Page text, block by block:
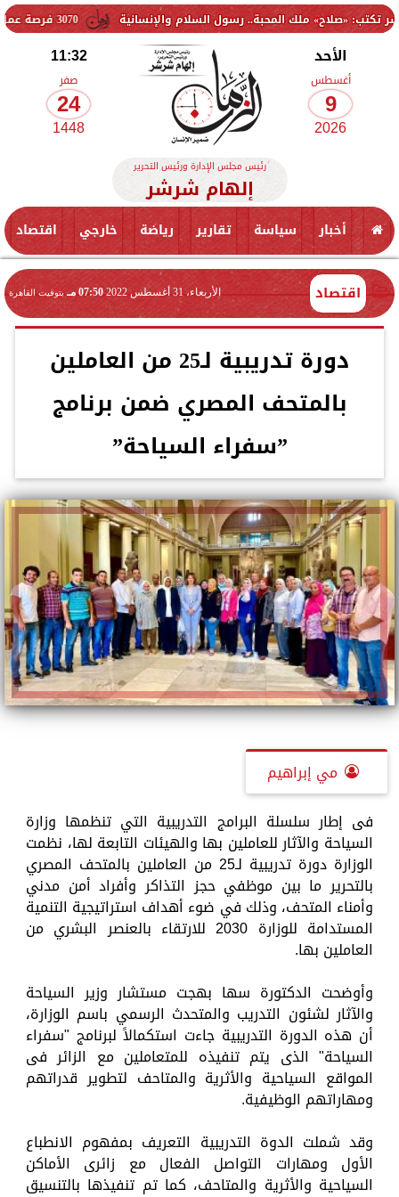
3070 فرصة عمل جديدة بالقطاع الخاص.. وظائف برواتب تصل إلى 9500 جنيه ملك المحبة.. رسول السلام والإنسانية
الأحد
أغسطس
9
2026
11:32
صفر
24
1448
رئيس مجلس الإدارة ورئيس التحرير
إلهام شرشر
أخبار سياسة تقارير رياضة خارجي اقتصاد
اقتصاد الأربعاء، 31 أغسطس 2022 07:50 مـ بتوقيت القاهرة
دورة تدريبية لـ25 من العاملين
بالمتحف المصري ضمن برنامج
”سفراء السياحة”
مي إبراهيم
فى إطار سلسلة البرامج التدريبية التي تنظمها وزارة
السياحة والآثار للعاملين بها والهيئات التابعة لها، نظمت
الوزارة دورة تدريبية لـ25 من العاملين بالمتحف المصري
بالتحرير ما بين موظفي حجز التذاكر وأفراد أمن مدني
وأمناء المتحف، وذلك في ضوء أهداف استراتيجية التنمية
المستدامة للوزارة 2030 للارتقاء بالعنصر البشري من
العاملين بها.
وأوضحت الدكتورة سها بهجت مستشار وزير السياحة
والآثار لشئون التدريب والمتحدث الرسمي باسم الوزارة،
أن هذه الدورة التدريبية جاءت استكمالاً لبرنامج "سفراء
السياحة" الذى يتم تنفيذه للمتعاملين مع الزائر فى
المواقع السياحية والأثرية والمتاحف لتطوير قدراتهم
ومهاراتهم الوظيفية.
وقد شملت الدوة التدريبية التعريف بمفهوم الانطباع
الأول ومهارات التواصل الفعال مع زائرى الأماكن
السياحية والأثرية والمتاحف، كما تم تنفيذها بالتنسيق